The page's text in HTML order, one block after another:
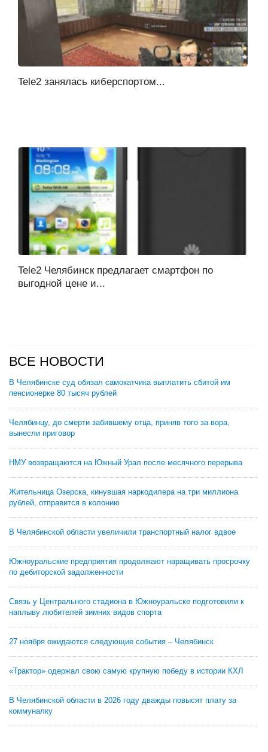
Tele2 занялась киберспортом...
Tele2 Челябинск предлагает смартфон по
выгодной цене и...
ВСЕ НОВОСТИ
В Челябинске суд обязал самокатчика выплатить сбитой им
пенсионерке 80 тысяч рублей
Челябинцу, до смерти забившему отца, приняв того за вора,
вынесли приговор
НМУ возвращаются на Южный Урал после месячного перерыва
Жительница Озерска, кинувшая наркодилера на три миллиона
рублей, отправится в колонию
В Челябинской области увеличили транспортный налог вдвое
Южноуральские предприятия продолжают наращивать просрочку
по дебиторской задолженности
Связь у Центрального стадиона в Южноуральске подготовили к
наплыву любителей зимних видов спорта
27 ноября ожидаются следующие события – Челябинск
«Трактор» одержал свою самую крупную победу в истории КХЛ
В Челябинской области в 2026 году дважды повысят плату за
коммуналку